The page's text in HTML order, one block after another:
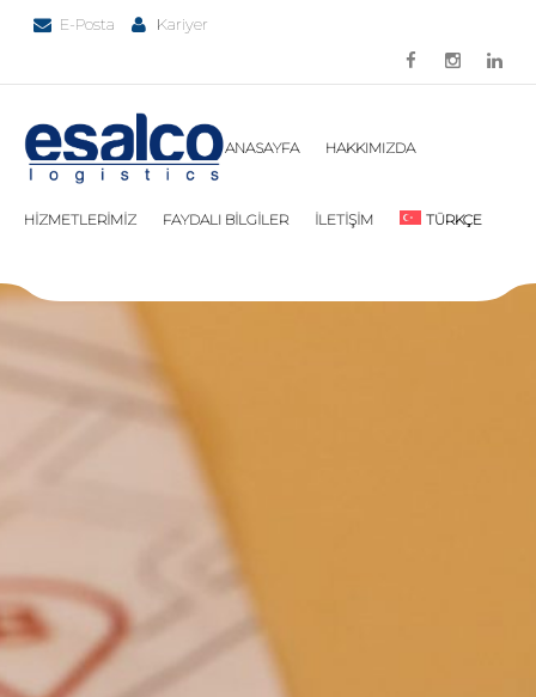
E-Posta Kariyer
ANASAYFA HAKKIMIZDA
HİZMETLERİMİZ FAYDALI BİLGİLER İLETİŞİM TÜRKÇE